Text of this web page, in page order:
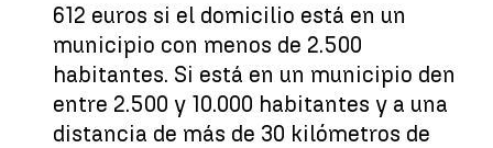
612 euros si el domicilio está en un
municipio con menos de 2.500
habitantes. Si está en un municipio den
entre 2.500 y 10.000 habitantes y a una
distancia de más de 30 kilómetros de